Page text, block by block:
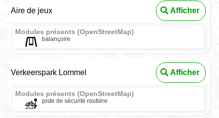
Aire de jeux Afficher
Modules présents (OpenStreetMap)
balançoire
Verkeerspark Lommel Afficher
Modules présents (OpenStreetMap)
piste de sécurité routière